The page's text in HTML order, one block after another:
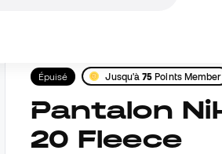
Pantalons d'entraînement
Épuisé Jusqu'à75 Points Member
Pantalon Nike Park
20 Fleece